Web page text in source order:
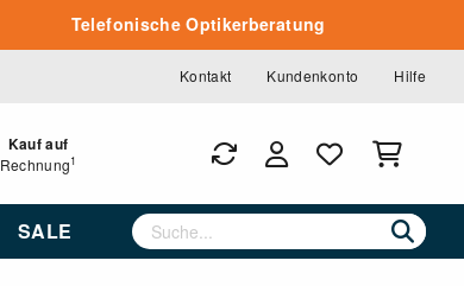
Telefonische Optikerberatung
Kontakt Kundenkonto Hilfe
Kauf auf
Rechnung1
SALE